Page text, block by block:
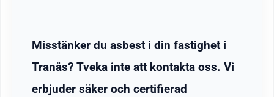
Misstänker du asbest i din fastighet i
Tranås? Tveka inte att kontakta oss. Vi
erbjuder säker och certifierad